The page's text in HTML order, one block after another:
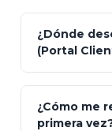
Fiscalidad
¿Dónde
(Portal
Client"
¿Cómo me
primera